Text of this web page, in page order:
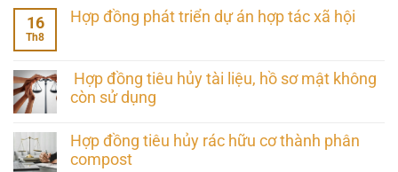
16
Th8
Hợp đồng phát triển dự án hợp tác xã hội
Hợp đồng tiêu hủy tài liệu, hồ sơ mật không
còn sử dụng
Hợp đồng tiêu hủy rác hữu cơ thành phân
compost